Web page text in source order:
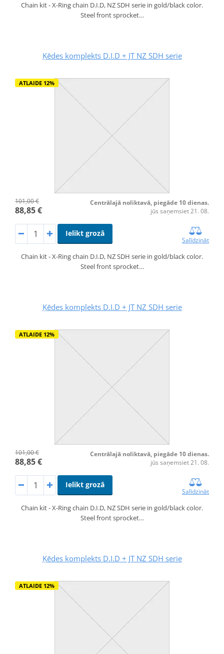
Chain kit - X-Ring chain D.I.D, NZ SDH serie in gold/black color.
Steel front sprocket…
Ķēdes komplekts D.I.D + JT NZ SDH serie
ATLAIDE 12%
101,00 €
88,85 €
Centrālajā noliktavā, piegāde 10 dienas.
jūs saņemsiet 21. 08.
Ielikt grozā
Salīdzināt
Chain kit - X-Ring chain D.I.D, NZ SDH serie in gold/black color.
Steel front sprocket…
Ķēdes komplekts D.I.D + JT NZ SDH serie
ATLAIDE 12%
101,00 €
88,85 €
Centrālajā noliktavā, piegāde 10 dienas.
jūs saņemsiet 21. 08.
Ielikt grozā
Salīdzināt
Chain kit - X-Ring chain D.I.D, NZ SDH serie in gold/black color.
Steel front sprocket…
Ķēdes komplekts D.I.D + JT NZ SDH serie
ATLAIDE 12%